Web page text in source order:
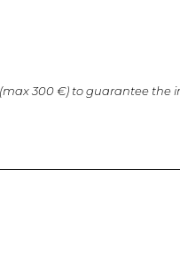
300 €) to guarantee the